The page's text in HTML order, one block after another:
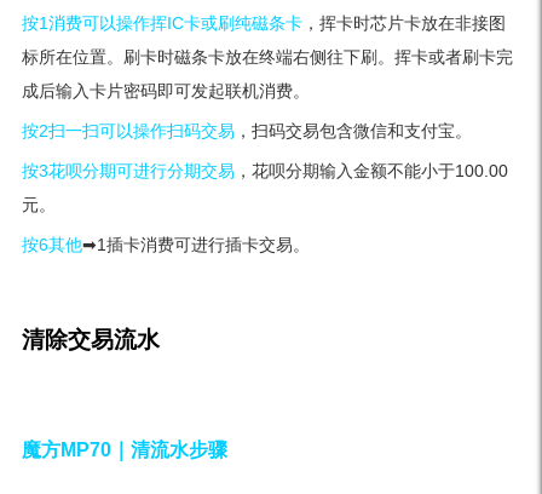
按1消费可以操作挥IC卡或刷纯磁条卡，挥卡时芯片卡放在非接图
标所在位置。刷卡时磁条卡放在终端右侧往下刷。挥卡或者刷卡完
成后输入卡片密码即可发起联机消费。
按2扫一扫可以操作扫码交易 ，扫码交易包含微信和支付宝。
按3花呗分期可进行分期交易 ，花呗分期输入金额不能小于100.00
元。
按6其他➡1插卡消费可进行插卡交易。
清除交易流水
魔方MP70｜ 清流水步骤